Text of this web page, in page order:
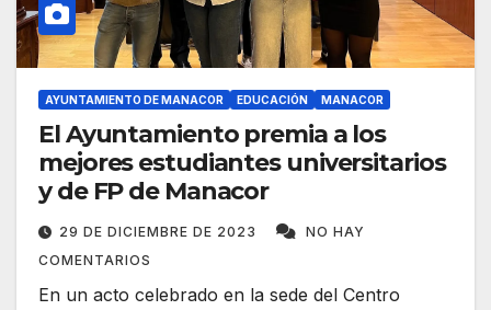
AYUNTAMIENTO DE MANACOR EDUCACIÓN MANACOR
El Ayuntamiento premia a los
mejores estudiantes universitarios
y de FP de Manacor
29 DE DICIEMBRE DE 2023
NO HAY
COMENTARIOS
En un acto celebrado en la sede del Centro